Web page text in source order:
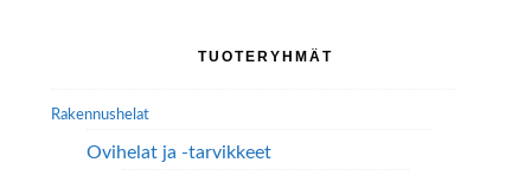
TUOTERYHMÄT
Rakennushelat
Ovihelat ja -tarvikkeet